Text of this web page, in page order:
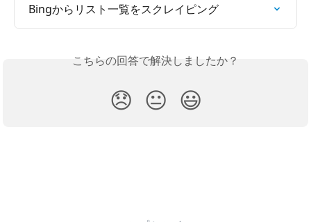
Bingからリスト一覧をスクレイピング
こちらの回答で解決しましたか？
😞 😐 😃